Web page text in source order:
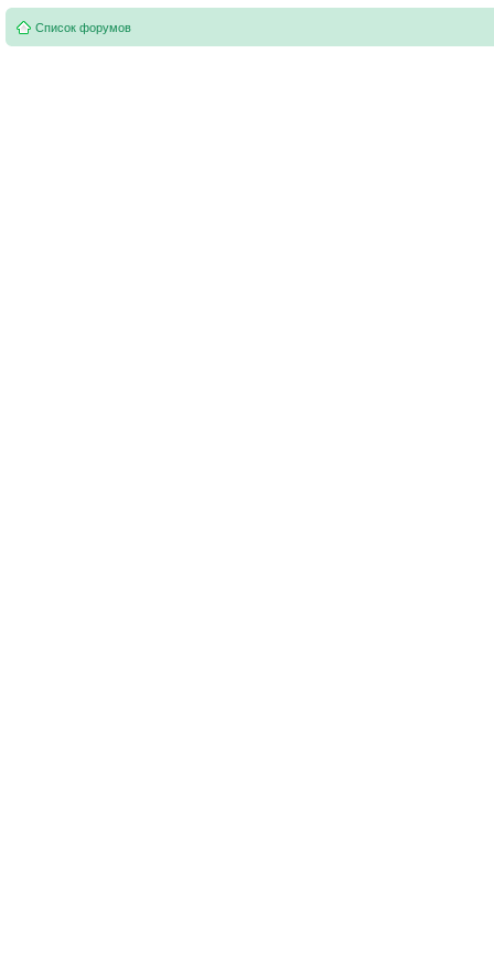
Список форумов